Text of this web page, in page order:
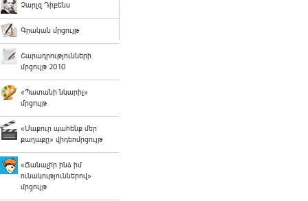
Չարլզ Դիքենս
Գրական մրցույթ
Շարադրությունների
մրցույթ 2010
«Պատանի նկարիչ»
մրցույթ
«Մաքուր պահենք մեր
քաղաքը» վիդեոմրցույթ
«Ճանաչի՛ր ինձ իմ
ունակություններով»
մրցույթ